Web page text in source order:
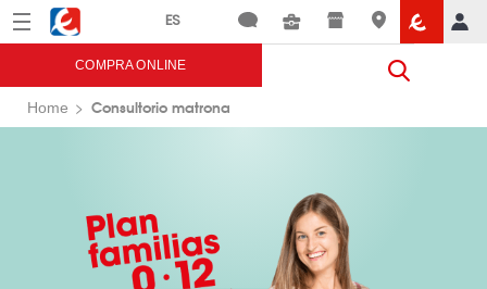
Menú Eroski
COMPRA ONLINE
Home Consultorio matrona